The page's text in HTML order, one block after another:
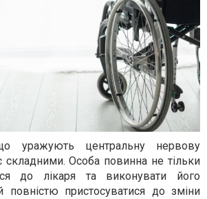
уражують центральну нервову
Особа повинна не тільки
до лікаря та виконувати його
повністю пристосуватися до зміни